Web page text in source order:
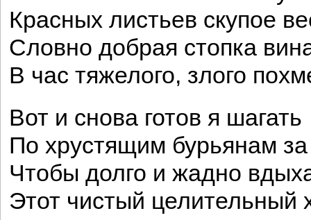
Красных листьев скупое
Словно добрая стопка
В час тяжелого, злого
Вот и снова готов я шагать
По хрустящим бурьянам за
Чтобы долго и жадно
Этот чистый целительный